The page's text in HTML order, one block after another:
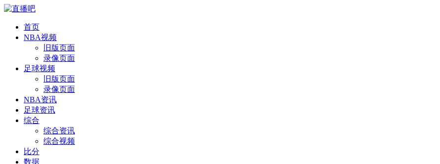
首页
NBA视频
旧版页面
录像页面
足球视频
旧版页面
录像页面
NBA资讯
足球资讯
综合
综合资讯
综合视频
比分
数据